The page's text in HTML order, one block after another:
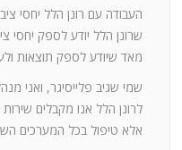
העבודה עם רונן הלל יחסי
שרונן הלל יודע לספק יחסי
מאד שיודע לספק תוצאות
שמי שגיב פלייסיגר, ואני
אלא טיפול בכל המערכים